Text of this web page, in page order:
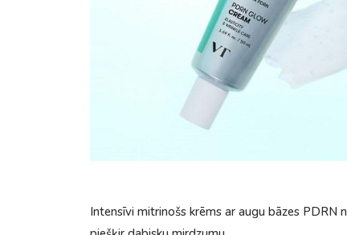
Intensīvi mitrinošs krēms ar augu bāzes PDRN